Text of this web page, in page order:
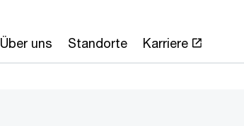
Über uns Standorte Karriere